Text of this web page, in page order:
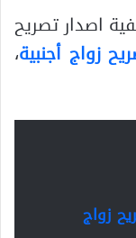
اصدار تصريح
زواج أجنبية،
زواج